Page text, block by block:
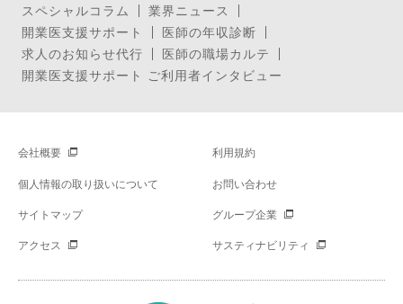
スペシャルコラム
業界ニュース
開業医支援サポート
医師の年収診断
求人のお知らせ代行
医師の職場カルテ
開業医支援サポート ご利用者インタビュー
会社概要 利用規約
個人情報の取り扱いについて お問い合わせ
サイトマップ グループ企業
アクセス サスティナビリティ